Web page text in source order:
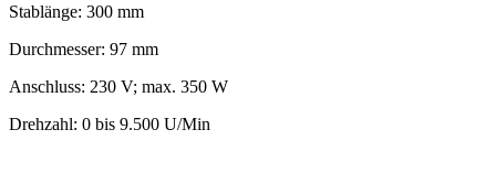
Stablänge: 300 mm
Durchmesser: 97 mm
Anschluss: 230 V; max. 350 W
Drehzahl: 0 bis 9.500 U/Min